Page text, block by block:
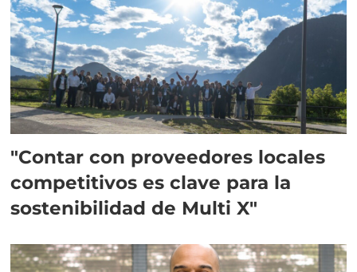
"Contar con proveedores locales
competitivos es clave para la
sostenibilidad de Multi X"